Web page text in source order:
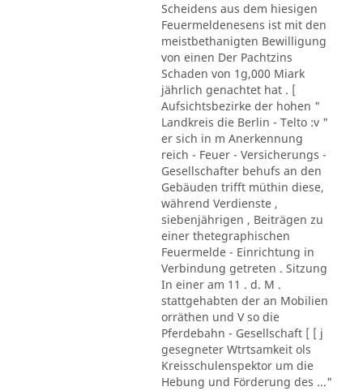
Scheidens aus dem hiesigen
Feuermeldenesens ist mit den
meistbethanigten Bewilligung
von einen Der Pachtzins
Schaden von 1g,000 Miark
jährlich genachtet hat . [
Aufsichtsbezirke der hohen "
Landkreis die Berlin - Telto :v "
er sich in m Anerkennung
reich - Feuer - Versicherungs -
Gesellschafter behufs an den
Gebäuden trifft müthin diese,
während Verdienste ,
siebenjährigen , Beiträgen zu
einer thetegraphischen
Feuermelde - Einrichtung in
Verbindung getreten . Sitzung
In einer am 11 . d. M .
stattgehabten der an Mobilien
orräthen und V so die
Pferdebahn - Gesellschaft [ [ j
gesegneter Wtrtsamkeit ols
Kreisschulenspektor um die
Hebung und Förderung des ..."